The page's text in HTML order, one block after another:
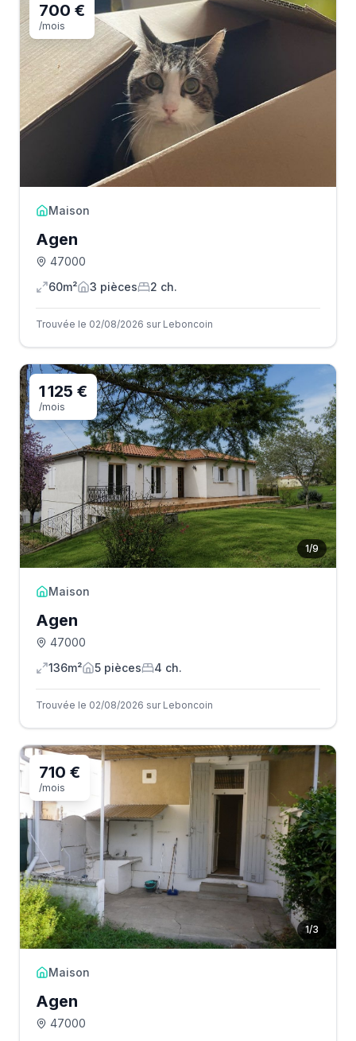
700 €
/mois
Maison
Agen
47000
60m²
3 pièces 2 ch.
Trouvée le 02/08/2026 sur Leboncoin
1/9
1 125 €
/mois
Maison
Agen
47000
136m²
5 pièces 4 ch.
Trouvée le 02/08/2026 sur Leboncoin
1/3
710 €
/mois
Maison
Agen
47000